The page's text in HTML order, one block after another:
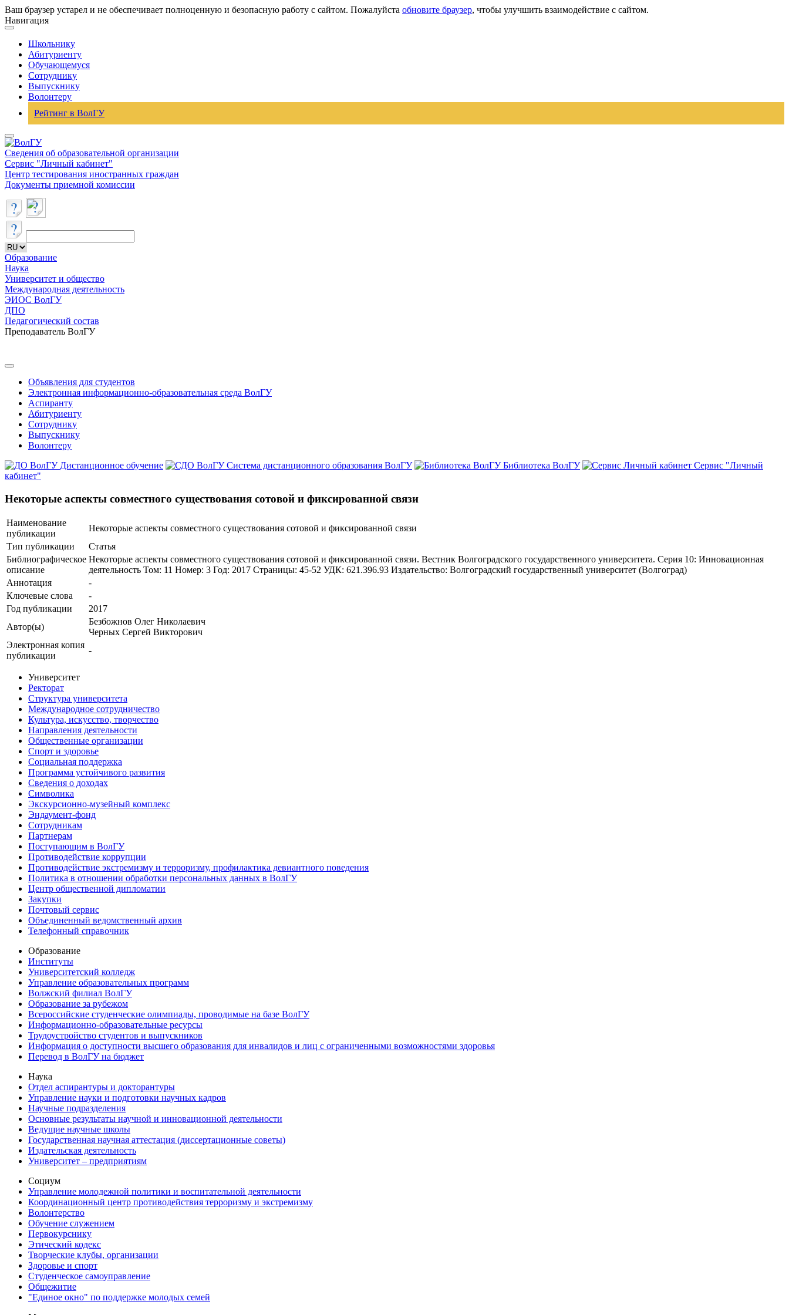
Ваш браузер устарел и не обеспечивает полноценную и безопасную работу с сайтом. Пожалуйста обновите браузер, чтобы улучшить взаимодействие с сайтом.
Навигация
Школьнику
Абитуриенту
Обучающемуся
Сотруднику
Выпускнику
Волонтеру
Рейтинг в ВолГУ
Сведения об образовательной организации
Сервис "Личный кабинет"
Центр тестирования иностранных граждан
Документы приемной комиссии
Образование
Наука
Университет и общество
Международная деятельность
ЭИОС ВолГУ
ДПО
Педагогический состав
Преподаватель ВолГУ
Объявления для студентов
Электронная информационно-образовательная среда ВолГУ
Аспиранту
Абитуриенту
Сотруднику
Выпускнику
Волонтеру
Дистанционное обучение
Система дистанционного образования ВолГУ Библиотека ВолГУ
Сервис "Личный
кабинет"
Некоторые аспекты совместного существования сотовой и фиксированной связи
Наименование
публикации
Некоторые аспекты совместного существования сотовой и фиксированной связи
Тип публикации
Статья
Библиографическое
описание
Некоторые аспекты совместного существования сотовой и фиксированной связи. Вестник Волгоградского государственного университета. Серия 10: Инновационная
деятельность Том: 11 Номер: 3 Год: 2017 Страницы: 45-52 УДК: 621.396.93 Издательство: Волгоградский государственный университет (Волгоград)
Аннотация
-
Ключевые cлова
-
Год публикации
2017
Автор(ы)
Безбожнов Олег Николаевич
Черных Сергей Викторович
Электронная копия
публикации
-
Университет
Ректорат
Структура университета
Международное сотрудничество
Культура, искусство, творчество
Направления деятельности
Общественные организации
Спорт и здоровье
Социальная поддержка
Программа устойчивого развития
Сведения о доходах
Символика
Экскурсионно-музейный комплекс
Эндаумент-фонд
Сотрудникам
Партнерам
Поступающим в ВолГУ
Противодействие коррупции
Противодействие экстремизму и терроризму, профилактика девиантного поведения
Политика в отношении обработки персональных данных в ВолГУ
Центр общественной дипломатии
Закупки
Почтовый сервис
Объединенный ведомственный архив
Телефонный справочник
Образование
Институты
Университетский колледж
Управление образовательных программ
Волжский филиал ВолГУ
Образование за рубежом
Всероссийские студенческие олимпиады, проводимые на базе ВолГУ
Информационно-образовательные ресурсы
Трудоустройство студентов и выпускников
Информация о доступности высшего образования для инвалидов и лиц с ограниченными возможностями здоровья
Перевод в ВолГУ на бюджет
Наука
Отдел аспирантуры и докторантуры
Управление науки и подготовки научных кадров
Научные подразделения
Основные результаты научной и инновационной деятельности
Ведущие научные школы
Государственная научная аттестация (диссертационные советы)
Издательская деятельность
Университет – предприятиям
Социум
Управление молодежной политики и воспитательной деятельности
Координационный центр противодействия терроризму и экстремизму
Волонтерство
Обучение служением
Первокурснику
Этический кодекс
Творческие клубы, организации
Здоровье и спорт
Студенческое самоуправление
Общежитие
"Единое окно" по поддержке молодых семей